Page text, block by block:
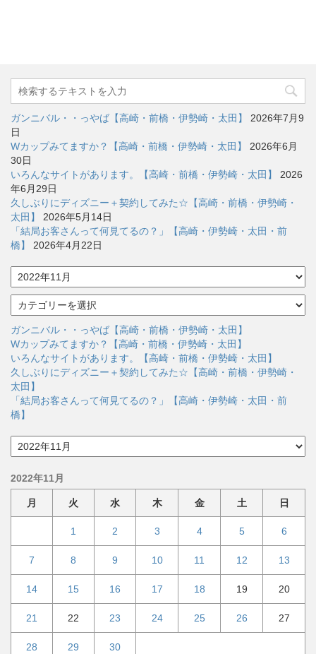
ガンニバル・・っやば【高崎・前橋・伊勢崎・太田】
2026年7月9
日
Wカップみてますか？【高崎・前橋・伊勢崎・太田】
2026年6月
30日
いろんなサイトがあります。【高崎・前橋・伊勢崎・太田】
2026
年6月29日
久しぶりにディズニー＋契約してみた☆【高崎・前橋・伊勢崎・
太田】
2026年5月14日
「結局お客さんって何見てるの？」【高崎・伊勢崎・太田・前
橋】
2026年4月22日
ア
ー
カ
イ
ブ
カ
テ
ゴ
リ
ー
ガンニバル・・っやば【高崎・前橋・伊勢崎・太田】
Wカップみてますか？【高崎・前橋・伊勢崎・太田】
いろんなサイトがあります。【高崎・前橋・伊勢崎・太田】
久しぶりにディズニー＋契約してみた☆【高崎・前橋・伊勢崎・
太田】
「結局お客さんって何見てるの？」【高崎・伊勢崎・太田・前
橋】
ア
ー
イ
2022年11月
月 火 水 木 金 土 日
1 2 3 4 5 6
7 8 9 10 11 12 13
14 15 16 17 18 19 20
21 22 23 24 25 26 27
28 29
30